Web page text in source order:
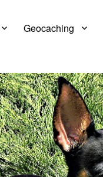
Geocaching